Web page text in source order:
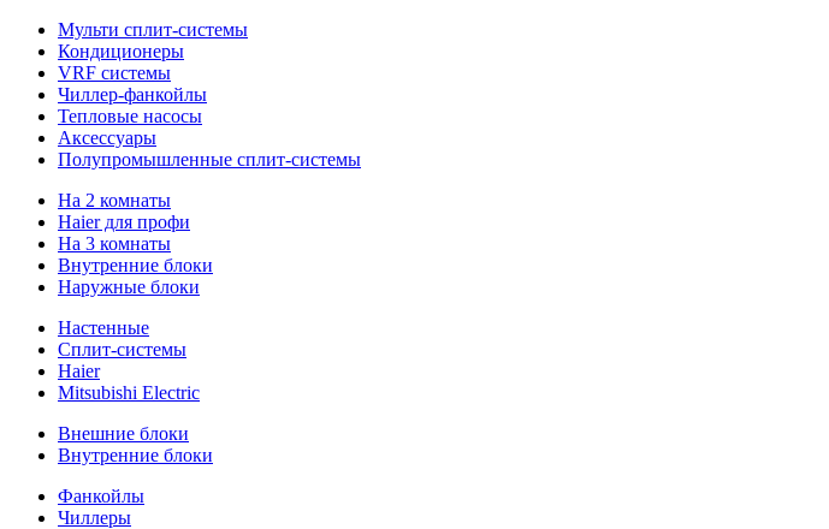
Мульти сплит-системы
Кондиционеры
VRF системы
Чиллер-фанкойлы
Тепловые насосы
Аксессуары
Полупромышленные сплит-системы
На 2 комнаты
Haier для профи
На 3 комнаты
Внутренние блоки
Наружные блоки
Настенные
Сплит-системы
Haier
Mitsubishi Electric
Внешние блоки
Внутренние блоки
Фанкойлы
Чиллеры